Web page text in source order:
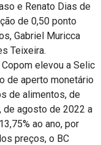
e Renato Dias de
de 0,50 ponto
Gabriel Muricca
Teixeira.
elevou a Selic
de aperto monetário
de alimentos, de
de agosto de 2022 a
ao ano, por
preços, o BC